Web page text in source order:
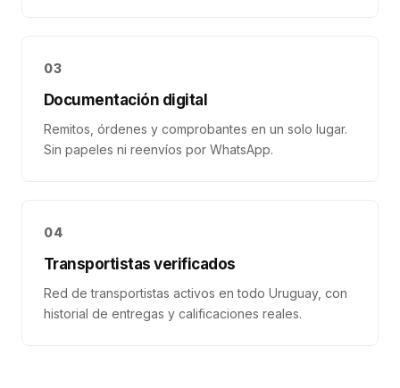
03
Documentación digital
Remitos, órdenes y comprobantes en un solo lugar.
Sin papeles ni reenvíos por WhatsApp.
04
Transportistas verificados
Red de transportistas activos en todo Uruguay, con
historial de entregas y calificaciones reales.